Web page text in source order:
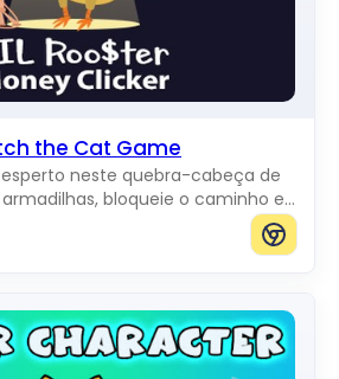
the Cat Game
neste quebra-cabeça de
bloqueie o caminho e